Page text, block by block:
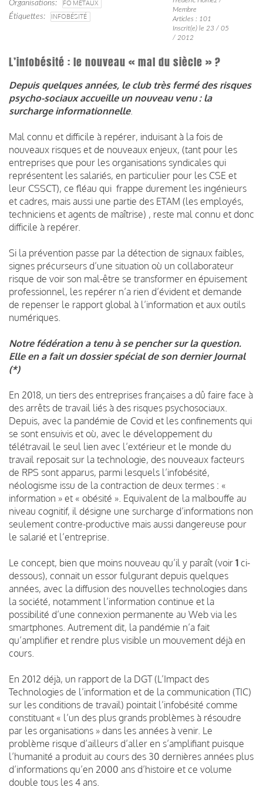
Organisations
FO MÉTAUX
Étiquettes
INFOBÉSITÉ
Membre
Articles : 101
Inscrit(e) le 23 / 05
/ 2012
L’infobésité : le nouveau « mal du siècle » ?
Depuis quelques années, le club très fermé des risques
psycho-sociaux accueille un nouveau venu : la
surcharge informationnelle.
Mal connu et difficile à repérer, induisant à la fois de
nouveaux risques et de nouveaux enjeux, (tant pour les
entreprises que pour les organisations syndicales qui
représentent les salariés, en particulier pour les CSE et
leur CSSCT), ce fléau qui frappe durement les ingénieurs
et cadres, mais aussi une partie des ETAM (les employés,
techniciens et agents de maîtrise) , reste mal connu et donc
difficile à repérer.
Si la prévention passe par la détection de signaux faibles,
signes précurseurs d’une situation où un collaborateur
risque de voir son mal-être se transformer en épuisement
professionnel, les repérer n’a rien d’évident et demande
de repenser le rapport global à l’information et aux outils
numériques.
Notre fédération a tenu à se pencher sur la question.
Elle en a fait un dossier spécial de son dernier Journal
(*)
En 2018, un tiers des entreprises françaises a dû faire face à
des arrêts de travail liés à des risques psychosociaux.
Depuis, avec la pandémie de Covid et les confinements qui
se sont ensuivis et où, avec le développement du
télétravail le seul lien avec l’extérieur et le monde du
travail reposait sur la technologie, des nouveaux facteurs
de RPS sont apparus, parmi lesquels l’infobésité,
néologisme issu de la contraction de deux termes : «
information » et « obésité ». Equivalent de la malbouffe au
niveau cognitif, il désigne une surcharge d’informations non
seulement contre-productive mais aussi dangereuse pour
le salarié et l’entreprise.
Le concept, bien que moins nouveau qu’il y paraît (voir 1 ci-
dessous), connait un essor fulgurant depuis quelques
années, avec la diffusion des nouvelles technologies dans
la société, notamment l’information continue et la
possibilité d’une connexion permanente au Web via les
smartphones. Autrement dit, la pandémie n’a fait
qu’amplifier et rendre plus visible un mouvement déjà en
cours.
En 2012 déjà, un rapport de la DGT (L’Impact des
Technologies de l’information et de la communication (TIC)
sur les conditions de travail) pointait l’infobésité comme
constituant « l’un des plus grands problèmes à résoudre
par les organisations » dans les années à venir. Le
problème risque d’ailleurs d’aller en s’amplifiant puisque
l’humanité a produit au cours des 30 dernières années plus
d’informations qu’en 2000 ans d’histoire et ce volume
double tous les 4 ans.